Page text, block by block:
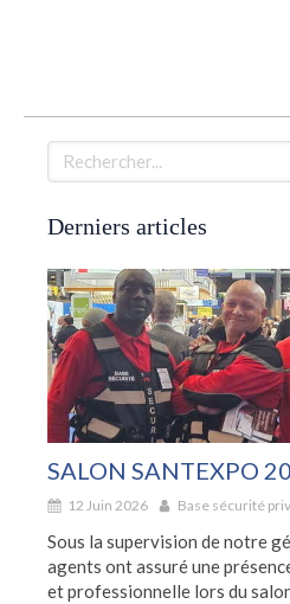
Rechercher
Derniers articles
SALON SANTEXPO
12 Juin 2026 Base sécurité
Sous la supervision de notre
agents ont assuré une
et professionnelle lors du